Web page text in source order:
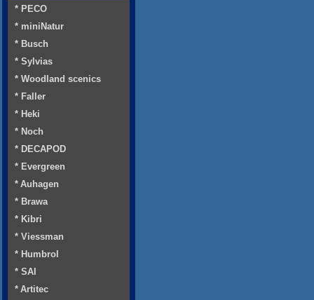
* PECO
* miniNatur
* Busch
* Sylvias
* Woodland scenics
* Faller
* Heki
* Noch
* DECAPOD
* Evergreen
* Auhagen
* Brawa
* Kibri
* Viessman
* Humbrol
* SAI
* Artitec